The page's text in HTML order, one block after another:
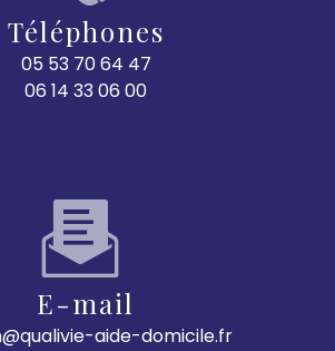
Téléphones
05 53 70 64 47
06 14 33 06 00
E-mail
aide-domicile.fr